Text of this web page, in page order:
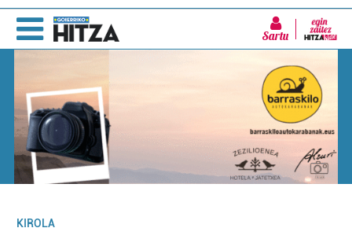
Sartu
KIROLA